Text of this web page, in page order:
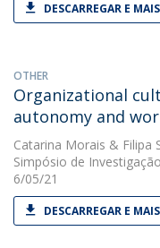
DESCARREGAR E
OTHER
Organizational
autonomy and
Catarina Morais & Filipa
Simpósio de
6/05/21
DESCARREGAR E